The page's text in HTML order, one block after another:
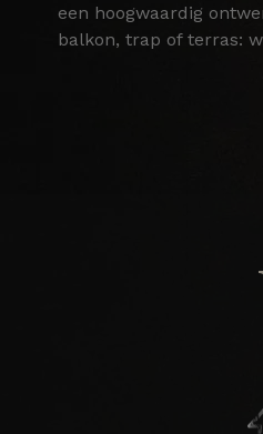
een hoogwaardig
balkon, trap of terras: